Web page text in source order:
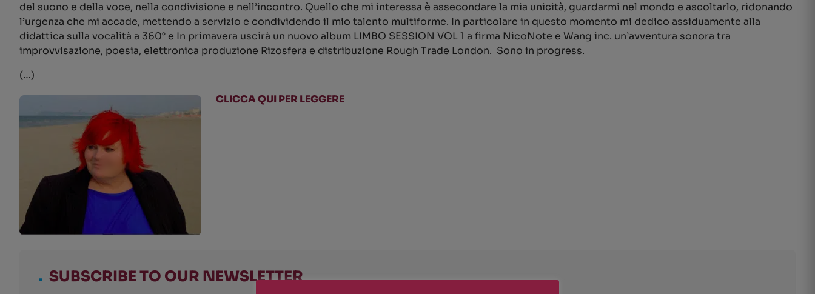
del suono e della voce, nella condivisione e nell’incontro. Quello che mi interessa è assecondare la mia unicità, guardarmi nel mondo e ascoltarlo, ridonando
l’urgenza che mi accade, mettendo a servizio e condividendo il mio talento multiforme. In particolare in questo momento mi dedico assiduamente alla
didattica sulla vocalità a 360° e In primavera uscirà un nuovo album LIMBO SESSION VOL 1 a firma NicoNote e Wang inc. un’avventura sonora tra
improvvisazione, poesia, elettronica produzione Rizosfera e distribuzione Rough Trade London. Sono in progress.
(…)
CLICCA QUI PER LEGGERE
. SUBSCRIBE TO OUR NEWSLETTER